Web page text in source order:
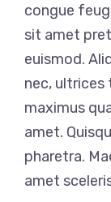
congue
sit amet
euismod.
nec, ultrices
maximus
amet.
pharetra.
amet